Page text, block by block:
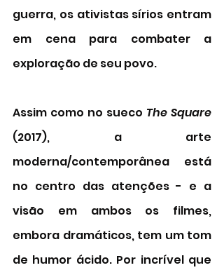
guerra, os ativistas sírios entram
em cena para combater a
exploração de seu povo.
Assim como no sueco
(2017), a arte
moderna/contemporânea está
no centro das atenções - e a
visão em ambos os filmes,
embora dramáticos, tem um tom
de humor ácido. Por incrível que